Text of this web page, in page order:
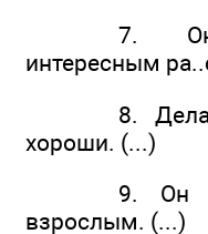
7. Он
интересным
8. Дела
хороши. (...)
9. Он
взрослым. (...)